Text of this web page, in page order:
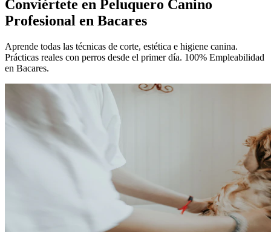
Conviértete en Peluquero Canino
Profesional en Bacares
Aprende todas las técnicas de corte, estética e higiene canina.
Prácticas reales con perros desde el primer día. 100% Empleabilidad
en Bacares.